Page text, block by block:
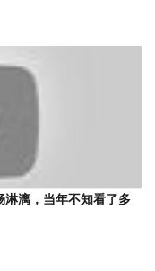
淋漓，当年不知看了多